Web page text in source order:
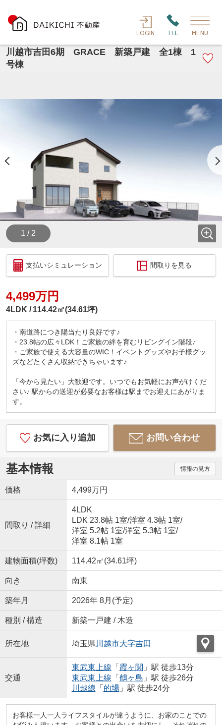
LOGIN TEL MENU
川越市吉田6期 GRACE 新築戸建 全1棟 1
号棟
1 / 2
支払いシミュレーション 間取りを見る
4,499万円
4LDK 114.42㎡(34.61坪)
・南道路につき陽当たり良好です♪
・23.8帖の広々LDK！ご家族の絆を育むリビングイン階段♪
・ご家族で使える大容量のWIC！イベントグッズやお子様グッ
ズなどたくさん収納できちゃいます♪
「今から見たい」大歓迎です。いつでもお気軽にお声がけくだ
さい♪ 駅からの送迎が必要なお客様は駅までお迎えにあがりま
す。
お気に入り追加 お問い合わせ
基本情報 情報の見方
価格 4,499万円
間取り / 詳細
4LDK
LDK 23.8帖 1室/洋室 4.3帖 1室/
洋室 5.2帖 1室/洋室 5.3帖 1室/
洋室 8.1帖 1室
建物面積(坪数) 114.42㎡(34.61坪)
向き 南東
築年月 2026年 8月(予定)
種別 / 構造 新築一戸建 / 木造
所在地 埼玉県 川越市大字吉田
交通
東武東上線 「 霞ヶ関 」駅 徒歩13分
東武東上線 「 鶴ヶ島 」駅 徒歩26分
川越線 「 的場」駅 徒歩24分
お客様一人一人ライフスタイルが違うように、お家のことでの